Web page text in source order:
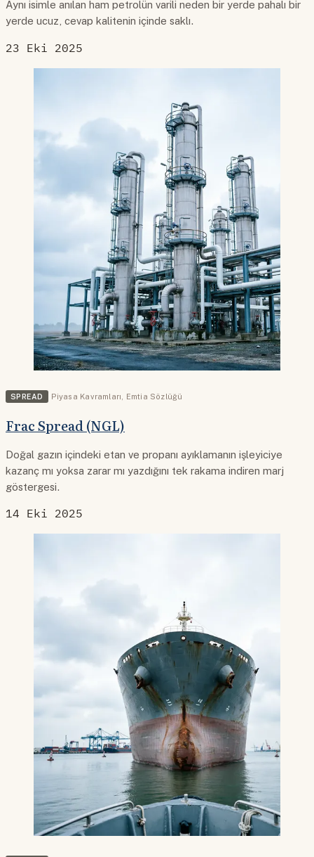
Aynı isimle anılan ham petrolün varili neden bir yerde pahalı bir
yerde ucuz, cevap kalitenin içinde saklı.
23 Eki 2025
SPREAD Piyasa Kavramları Emtia Sözlüğü
Frac Spread (NGL)
Doğal gazın içindeki etan ve propanı ayıklamanın işleyiciye
kazanç mı yoksa zarar mı yazdığını tek rakama indiren marj
göstergesi.
14 Eki 2025